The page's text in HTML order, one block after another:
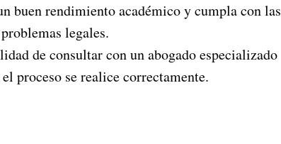
buen rendimiento académico y cumpla con las
legales.
de consultar con un abogado especializado
proceso se realice correctamente.